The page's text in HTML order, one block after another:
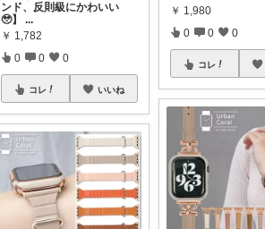
ンド、反則級にかわいい
🥹】...
￥ 1,782
0 0 0
コレ いいね
￥ 1,980
0 0 0
コレ